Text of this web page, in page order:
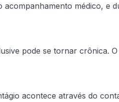
médico, e
pode se tornar crônica.
acontece através do